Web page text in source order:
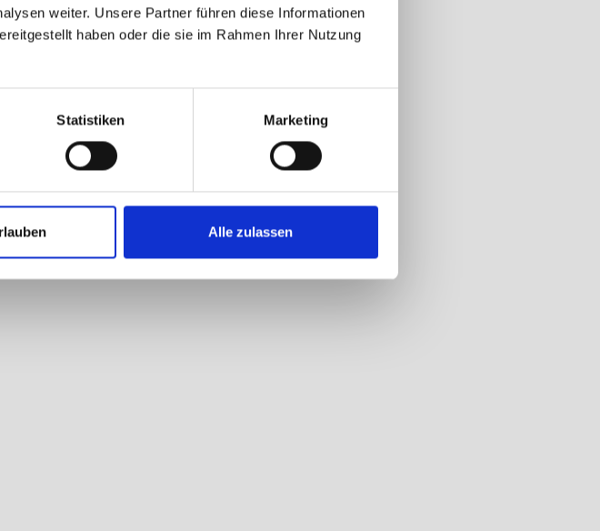
weiter. Unsere Partner führen diese Informationen
haben oder die sie im Rahmen Ihrer Nutzung
Statistiken Marketing
Alle zulassen